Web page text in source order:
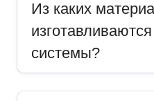
Из каких
системы?